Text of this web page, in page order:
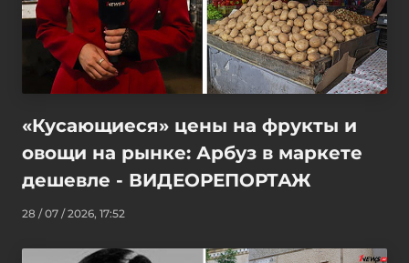
«Кусающиеся» цены на фрукты и
овощи на рынке: Арбуз в маркете
дешевле - ВИДЕОРЕПОРТАЖ
28 / 07 / 2026, 17:52